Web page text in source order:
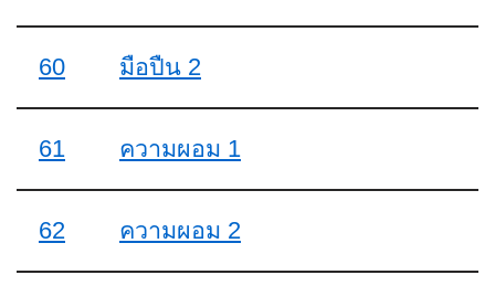
60 มือปืน 2
61 ความผอม 1
62 ความผอม 2